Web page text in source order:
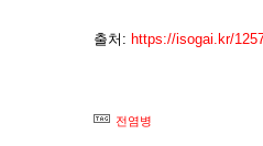
출처: https://isogai.kr/
전염병